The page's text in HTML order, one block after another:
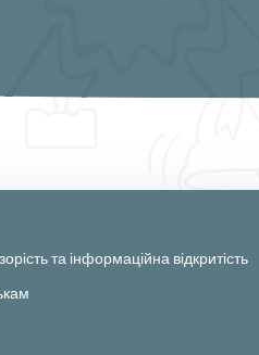
та інформаційна відкритість